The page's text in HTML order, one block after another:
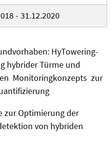
- 31.12.2020
HyTowering-
hybrider Türme und
Monitoringkonzepts zur
zur Optimierung der
von hybriden